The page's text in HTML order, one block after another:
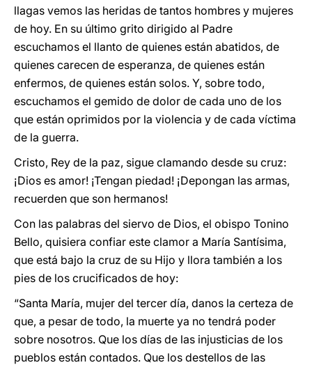
llagas vemos las heridas de tantos hombres y mujeres
de hoy. En su último grito dirigido al Padre
escuchamos el llanto de quienes están abatidos, de
quienes carecen de esperanza, de quienes están
enfermos, de quienes están solos. Y, sobre todo,
escuchamos el gemido de dolor de cada uno de los
que están oprimidos por la violencia y de cada víctima
de la guerra.
Cristo, Rey de la paz, sigue clamando desde su cruz:
¡Dios es amor! ¡Tengan piedad! ¡Depongan las armas,
recuerden que son hermanos!
Con las palabras del siervo de Dios, el obispo Tonino
Bello, quisiera confiar este clamor a María Santísima,
que está bajo la cruz de su Hijo y llora también a los
pies de los crucificados de hoy:
“Santa María, mujer del tercer día, danos la certeza de
que, a pesar de todo, la muerte ya no tendrá poder
sobre nosotros. Que los días de las injusticias de los
pueblos están contados. Que los destellos de las